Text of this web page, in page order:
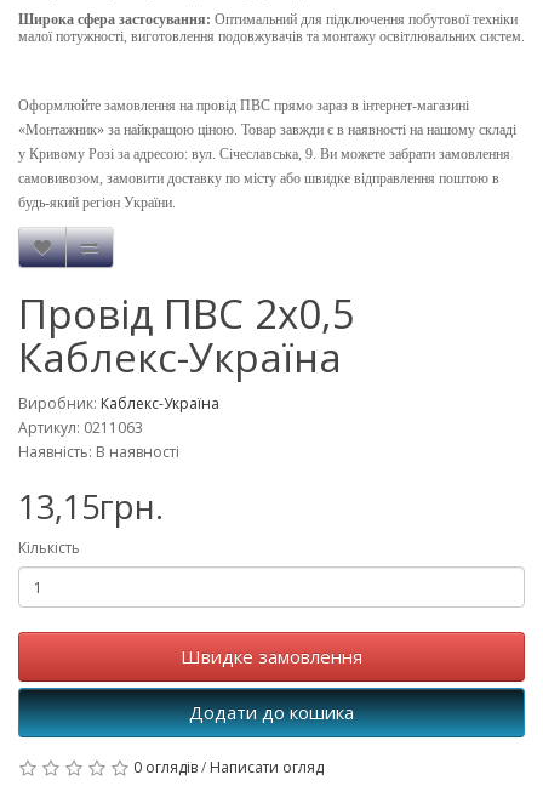
Широка сфера застосування: Оптимальний для підключення побутової техніки
малої потужності, виготовлення подовжувачів та монтажу освітлювальних систем.
Оформлюйте замовлення на провід ПВС прямо зараз в інтернет-магазині
«Монтажник» за найкращою ціною. Товар завжди є в наявності на нашому складі
у Кривому Розі за адресою: вул. Січеславська, 9. Ви можете забрати замовлення
самовивозом, замовити доставку по місту або швидке відправлення поштою в
будь-який регіон України.
Провід ПВС 2x0,5
Каблекс-Україна
Виробник: Каблекс-Україна
Артикул: 0211063
Наявність: В наявності
13,15грн.
Кількість
Швидке замовлення
Додати до кошика
0 оглядів/ Написати огляд